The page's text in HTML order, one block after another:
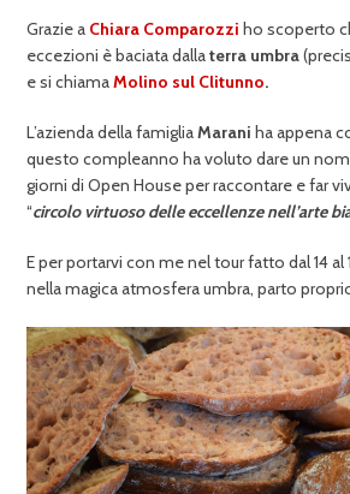
Grazie a Chiara Comparozzi ho scoperto
eccezioni è baciata dallaterra umbra
e si chiamaMolino sul Clitunno.
L’azienda della famigliaMarani ha appena
questo compleanno ha voluto dare un
giorni di Open House per raccontare e far
“circolo virtuoso delle eccellenze nell’arte
E per portarvi con me nel tour fatto dal 14 al
nella magica atmosfera umbra, parto